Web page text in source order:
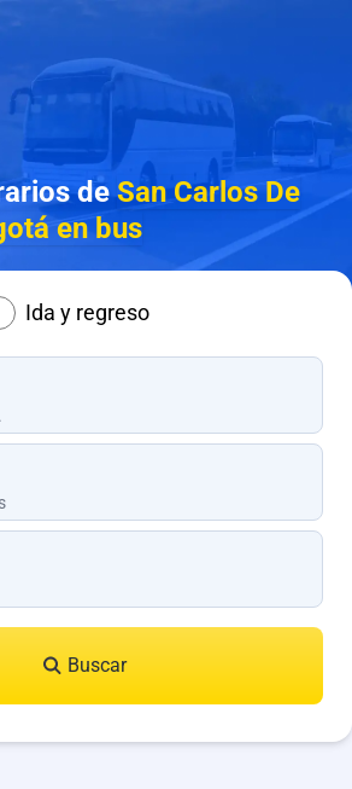
deSan Carlos De
en bus
Ida y regreso
Buscar